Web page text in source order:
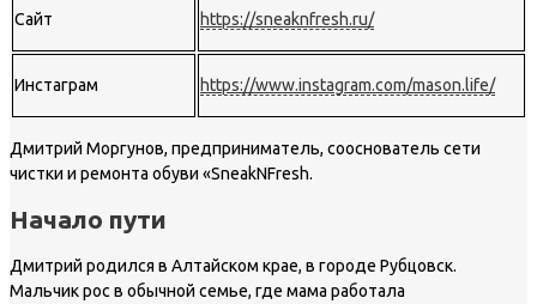
Сайт https://sneaknfresh.ru/
Инстаграм https://www.instagram.com/mason.life/
Дмитрий Моргунов, предприниматель, сооснователь сети
чистки и ремонта обуви «SneakNFresh.
Начало пути
Дмитрий родился в Алтайском крае, в городе Рубцовск.
Мальчик рос в обычной семье, где мама работала